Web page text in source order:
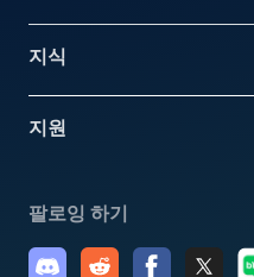
지식
지원
팔로잉 하기